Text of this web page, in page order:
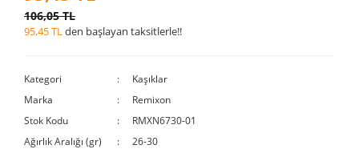
106,05 TL
95,45 TLden başlayan taksitlerle!!
Kategori
Kaşıklar
Marka
Remixon
Stok Kodu
RMXN6730-01
Ağırlık Aralığı (gr)
26-30